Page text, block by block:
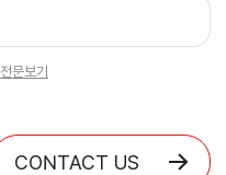
전문보기
CONTACT US